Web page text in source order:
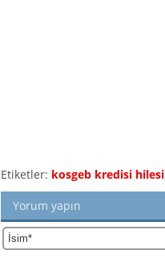
Etiketler: kosgeb kredisi hilesi
Yorum yapın